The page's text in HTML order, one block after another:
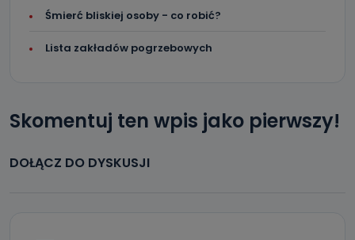
Śmierć bliskiej osoby - co robić?
Lista zakładów pogrzebowych
Skomentuj ten wpis jako pierwszy!
DOŁĄCZ DO DYSKUSJI